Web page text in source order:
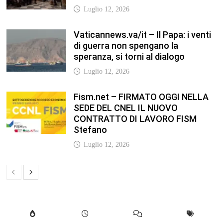
Luglio 12, 2026
Vaticannews.va/it – Il Papa: i venti
di guerra non spengano la
speranza, si torni al dialogo
Luglio 12, 2026
Fism.net – FIRMATO OGGI NELLA
SEDE DEL CNEL IL NUOVO
CONTRATTO DI LAVORO FISM
Stefano
Luglio 12, 2026